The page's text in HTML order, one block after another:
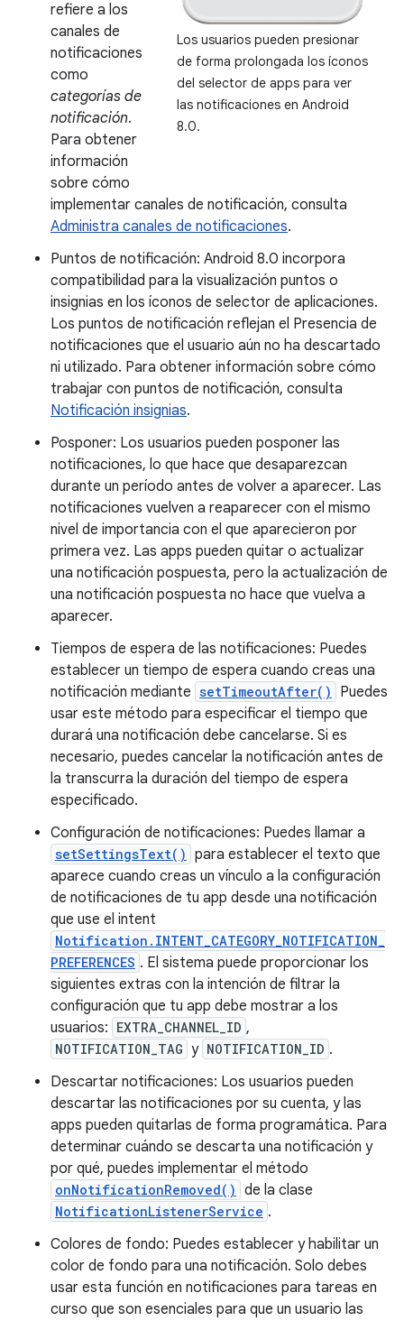
Los usuarios pueden presionar
de forma prolongada los íconos
del selector de apps para ver
las notificaciones en Android
8.0.
refiere a los
canales de
notificaciones
como
categorías de
notificación.
Para obtener
información
sobre cómo
implementar canales de notificación, consulta
Administra canales de notificaciones.
Puntos de notificación: Android 8.0 incorpora
compatibilidad para la visualización puntos o
insignias en los íconos de selector de aplicaciones.
Los puntos de notificación reflejan el Presencia de
notificaciones que el usuario aún no ha descartado
ni utilizado. Para obtener información sobre cómo
trabajar con puntos de notificación, consulta
Notificación insignias.
Posponer: Los usuarios pueden posponer las
notificaciones, lo que hace que desaparezcan
durante un período antes de volver a aparecer. Las
notificaciones vuelven a reaparecer con el mismo
nivel de importancia con el que aparecieron por
primera vez. Las apps pueden quitar o actualizar
una notificación pospuesta, pero la actualización de
una notificación pospuesta no hace que vuelva a
aparecer.
Tiempos de espera de las notificaciones: Puedes
establecer un tiempo de espera cuando creas una
notificación mediante setTimeoutAfter()
Puedes
usar este método para especificar el tiempo que
durará una notificación debe cancelarse. Si es
necesario, puedes cancelar la notificación antes de
la transcurra la duración del tiempo de espera
especificado.
Configuración de notificaciones: Puedes llamar a
setSettingsText() para establecer el texto que
aparece cuando creas un vínculo a la configuración
de notificaciones de tu app desde una notificación
que use el intent
Notification.INTENT_CATEGORY_NOTIFICATION_
PREFERENCES . El sistema puede proporcionar los
siguientes extras con la intención de filtrar la
configuración que tu app debe mostrar a los
usuarios: EXTRA_CHANNEL_ID ,
NOTIFICATION_TAG y NOTIFICATION_ID .
Descartar notificaciones: Los usuarios pueden
descartar las notificaciones por su cuenta, y las
apps pueden quitarlas de forma programática. Para
determinar cuándo se descarta una notificación y
por qué, puedes implementar el método
onNotificationRemoved() de la clase
NotificationListenerService .
Colores de fondo: Puedes establecer y habilitar un
color de fondo para una notificación. Solo debes
usar esta función en notificaciones para tareas en
curso que son esenciales para que un usuario las